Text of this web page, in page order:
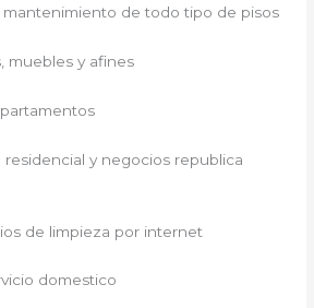
mantenimiento de todo tipo de pisos
muebles y afines
residencial y negocios republica
de limpieza por internet
domestico